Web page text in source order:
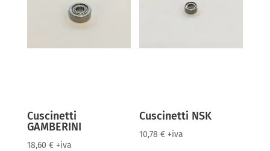
Cuscinetti
GAMBERINI
18,60 € +iva
Cuscinetti NSK
10,78€ +iva